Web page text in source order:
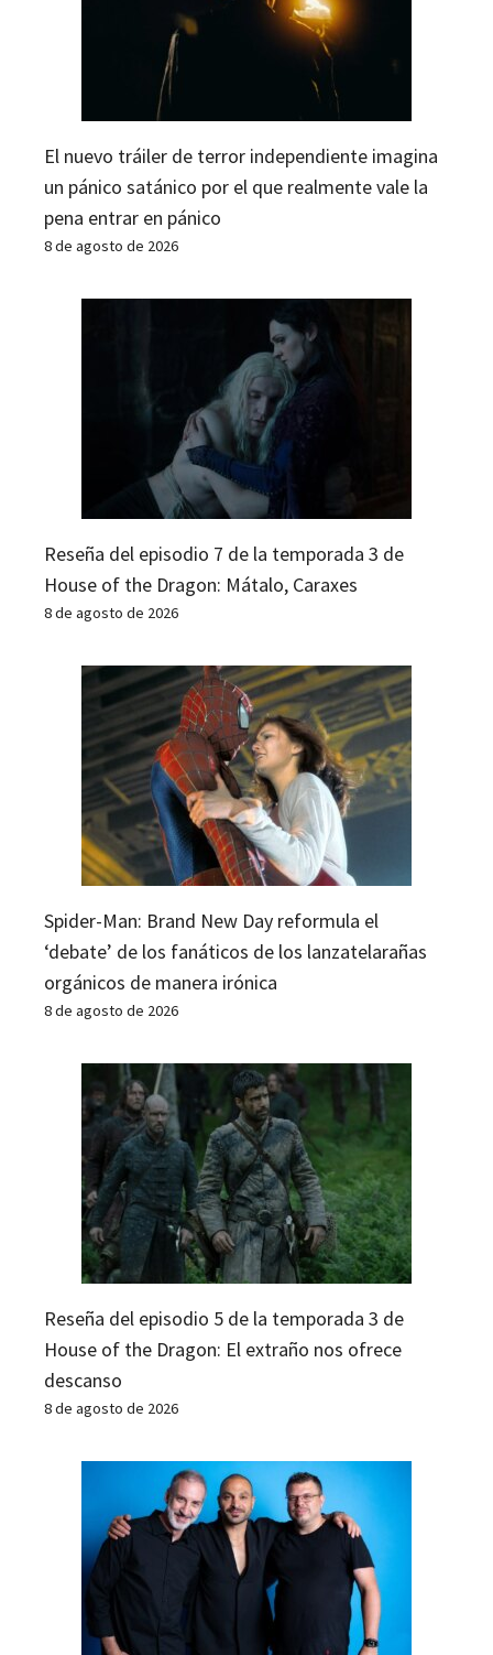
El nuevo tráiler de terror independiente imagina
un pánico satánico por el que realmente vale la
pena entrar en pánico
8 de agosto de 2026
Reseña del episodio 7 de la temporada 3 de
House of the Dragon: Mátalo, Caraxes
8 de agosto de 2026
Spider-Man: Brand New Day reformula el
‘debate’ de los fanáticos de los lanzatelarañas
orgánicos de manera irónica
8 de agosto de 2026
Reseña del episodio 5 de la temporada 3 de
House of the Dragon: El extraño nos ofrece
descanso
8 de agosto de 2026